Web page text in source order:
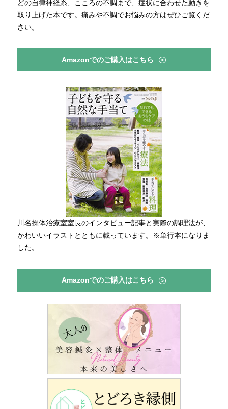
どの自律神経系、こころの不調まで、症状に合わせた動きを
取り上げた本です。痛みや不調でお悩みの方はぜひご覧くだ
さい。
Amazonでのご購入はこちら >
川名操体治療室室長のインタビュー記事と実際の調理法が、
かわいいイラストとともに載っています。※単行本になりま
した。
Amazonでのご購入はこちら >